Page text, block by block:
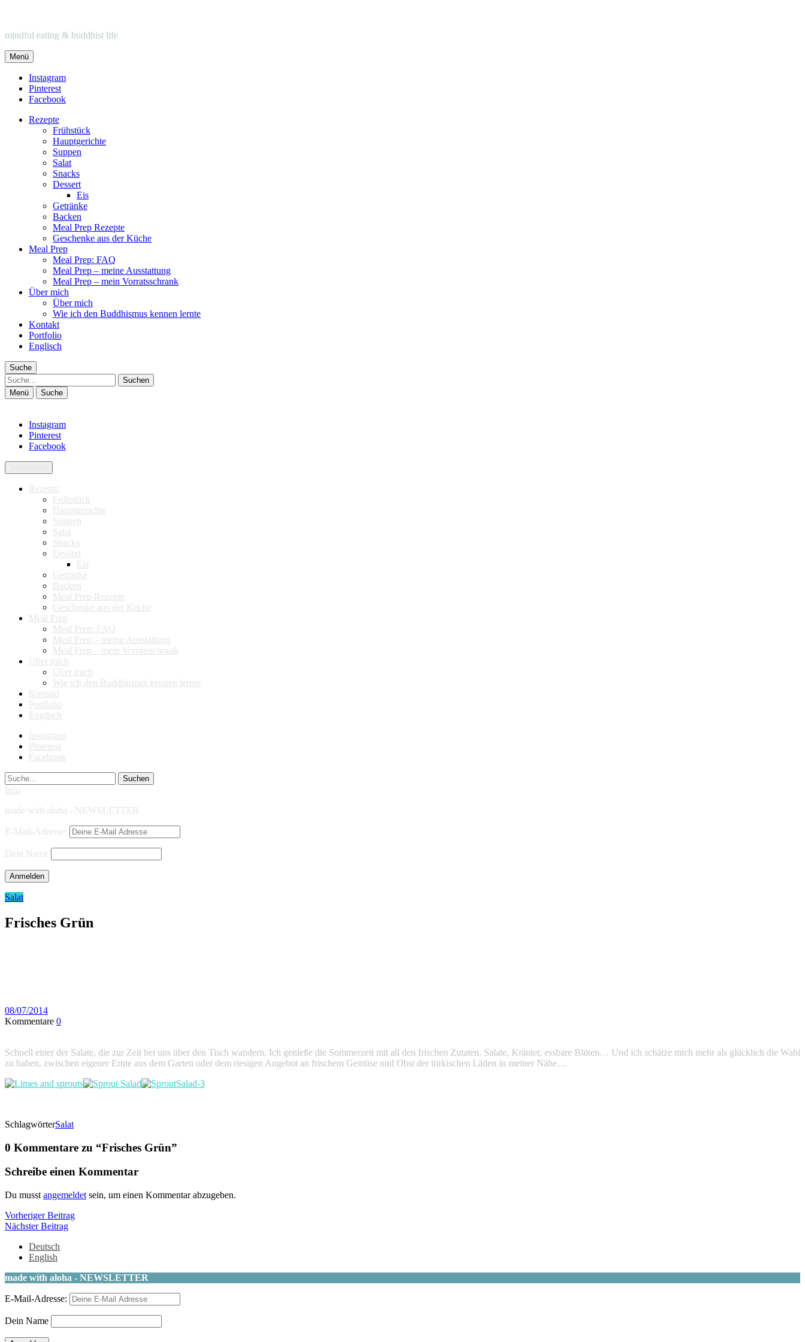
mindful eating & buddhist life
Menü
Instagram
Pinterest
Facebook
Rezepte
Frühstück
Hauptgerichte
Suppen
Salat
Snacks
Dessert
Eis
Getränke
Backen
Meal Prep Rezepte
Geschenke aus der Küche
Meal Prep
Meal Prep: FAQ
Meal Prep – meine Ausstattung
Meal Prep – mein Vorratsschrank
Über mich
Über mich
Wie ich den Buddhismus kennen lernte
Kontakt
Portfolio
Englisch
Suche
Suche
Menü Suche
Instagram
Pinterest
Facebook
Rezepte
Frühstück
Hauptgerichte
Suppen
Salat
Snacks
Dessert
Eis
Getränke
Backen
Meal Prep Rezepte
Geschenke aus der Küche
Meal Prep
Meal Prep: FAQ
Meal Prep – meine Ausstattung
Meal Prep – mein Vorratsschrank
Über mich
Über mich
Wie ich den Buddhismus kennen lernte
Kontakt
Portfolio
Englisch
Instagram
Pinterest
Facebook
Suche
Info
made with aloha - NEWSLETTER
E-Mail-Adresse:
Dein Name
Salat
Frisches Grün
08/07/2014
Kommentare 0
Schnell einer der Salate, die zur Zeit bei uns über den Tisch wandern. Ich genieße die Sommerzeit mit all den frischen Zutaten. Salate, Kräuter, essbare Blüten… Und ich schätze mich mehr als glücklich die Wahl
zu haben, zwischen eigener Ernte aus dem Garten oder dem riesigen Angebot an frischem Gemüse und Obst der türkischen Läden in meiner Nähe…
SchlagwörterSalat
0 Kommentare zu “Frisches Grün”
Schreibe einen Kommentar
Du musst angemeldet sein, um einen Kommentar abzugeben.
Beitragsnavigation
Vorheriger BeitragVorheriger
Nächster BeitragNächster
Deutsch
English
made with aloha - NEWSLETTER
E-Mail-Adresse:
Dein Name